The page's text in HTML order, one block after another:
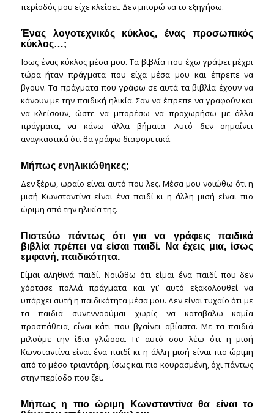
περίοδός μου είχε κλείσει. Δεν μπορώ να το εξηγήσω.
Ένας λογοτεχνικός κύκλος, ένας προσωπικός
κύκλος…;
Ίσως ένας κύκλος μέσα μου. Τα βιβλία που έχω γράψει μέχρι
τώρα ήταν πράγματα που είχα μέσα μου και έπρεπε να
βγουν. Τα πράγματα που γράφω σε αυτά τα βιβλία έχουν να
κάνουν με την παιδική ηλικία. Σαν να έπρεπε να γραφούν και
να κλείσουν, ώστε να μπορέσω να προχωρήσω με άλλα
πράγματα, να κάνω άλλα βήματα. Αυτό δεν σημαίνει
αναγκαστικά ότι θα γράφω διαφορετικά.
Μήπως ενηλικιώθηκες;
Δεν ξέρω, ωραίο είναι αυτό που λες. Μέσα μου νοιώθω ότι η
μισή Κωνσταντίνα είναι ένα παιδί κι η άλλη μισή είναι πιο
ώριμη από την ηλικία της.
Πιστεύω πάντως ότι για να γράφεις παιδικά
βιβλία πρέπει να είσαι παιδί. Να έχεις μια, ίσως
εμφανή, παιδικότητα.
Είμαι αληθινά παιδί. Νοιώθω ότι είμαι ένα παιδί που δεν
χόρτασε πολλά πράγματα και γι’ αυτό εξακολουθεί να
υπάρχει αυτή η παιδικότητα μέσα μου. Δεν είναι τυχαίο ότι με
τα παιδιά συνεννοούμαι χωρίς να καταβάλω καμία
προσπάθεια, είναι κάτι που βγαίνει αβίαστα. Με τα παιδιά
μιλούμε την ίδια γλώσσα. Γι’ αυτό σου λέω ότι η μισή
Κωνσταντίνα είναι ένα παιδί κι η άλλη μισή είναι πιο ώριμη
από το μέσο τριαντάρη, ίσως και πιο κουρασμένη, όχι πάντως
στην περίοδο που ζει.
Μήπως η πιο ώριμη Κωνσταντίνα θα είναι το